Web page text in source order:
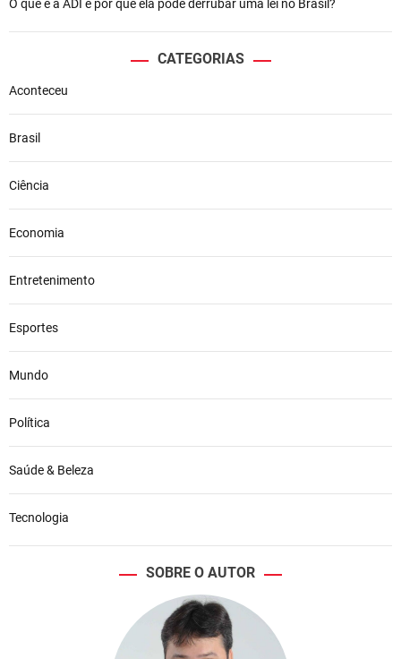
O que é a ADI e por que ela pode derrubar uma lei no Brasil?
CATEGORIAS
Aconteceu
Brasil
Ciência
Economia
Entretenimento
Esportes
Mundo
Política
Saúde & Beleza
Tecnologia
SOBRE O AUTOR